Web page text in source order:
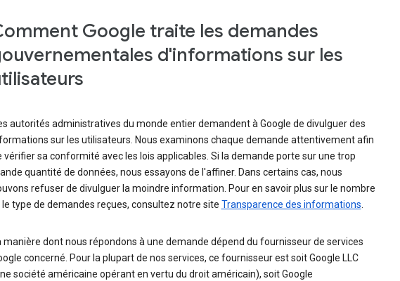
Google traite les demandes
d'informations sur les
autorités administratives du monde entier demandent à Google de divulguer des
sur les utilisateurs. Nous examinons chaque demande attentivement afin
vérifier sa conformité avec les lois applicables. Si la demande porte sur une trop
quantité de données, nous essayons de l'affiner. Dans certains cas, nous
refuser de divulguer la moindre information. Pour en savoir plus sur le nombre
le type de demandes reçues, consultez notre site Transparence des informations
manière dont nous répondons à une demande dépend du fournisseur de services
concerné. Pour la plupart de nos services, ce fournisseur est soit Google LLC
société américaine opérant en vertu du droit américain), soit Google